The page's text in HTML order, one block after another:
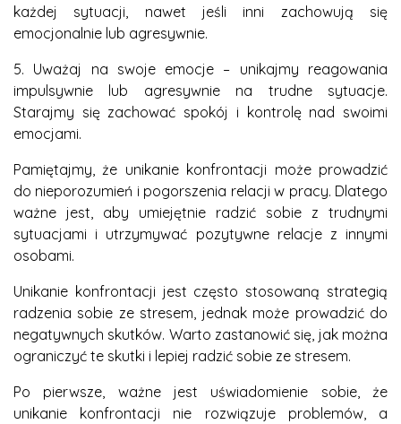
każdej sytuacji, nawet jeśli inni zachowują się
emocjonalnie lub agresywnie.
5. Uważaj na swoje emocje – unikajmy reagowania
impulsywnie lub agresywnie na trudne sytuacje.
Starajmy się zachować spokój i kontrolę nad swoimi
emocjami.
Pamiętajmy, że unikanie konfrontacji może prowadzić
do nieporozumień i pogorszenia relacji w pracy. Dlatego
ważne jest, aby umiejętnie radzić sobie z trudnymi
sytuacjami i utrzymywać pozytywne relacje z innymi
osobami.
Unikanie konfrontacji jest często stosowaną strategią
radzenia sobie ze stresem, jednak może prowadzić do
negatywnych skutków. Warto zastanowić się, jak można
ograniczyć te skutki i lepiej radzić sobie ze stresem.
Po pierwsze, ważne jest uświadomienie sobie, że
unikanie konfrontacji nie rozwiązuje problemów, a